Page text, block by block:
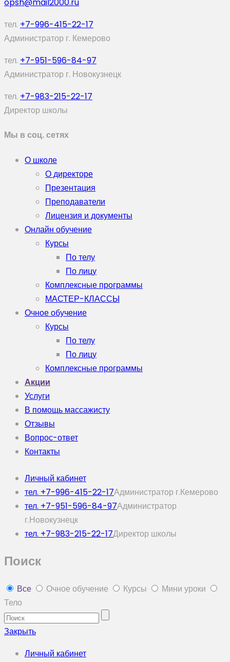
opsh@mail2000.ru
тел. +7-996-415-22-17
Администратор г. Кемерово
тел. +7-951-596-84-97
Администратор г. Новокузнецк
тел. +7-983-215-22-17
Директор школы
Мы в соц. сетях
О школе
О директоре
Презентация
Преподаватели
Лицензия и документы
Онлайн обучение
Курсы
По телу
По лицу
Комплексные программы
МАСТЕР-КЛАССЫ
Очное обучение
Курсы
По телу
По лицу
Комплексные программы
Акции
Услуги
В помощь массажисту
Отзывы
Вопрос-ответ
Контакты
Личный кабинет
тел. +7-996-415-22-17Администратор г.Кемерово
тел. +7-951-596-84-97Администратор
г.Новокузнецк
тел. +7-983-215-22-17Директор школы
Поиск
Все Очное обучение Курсы
Мини уроки
Тело
Закрыть
Личный кабинет